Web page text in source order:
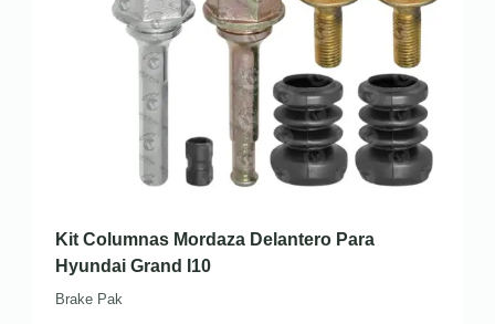
Kit Columnas Mordaza Delantero Para
Hyundai Grand I10
Brake Pak